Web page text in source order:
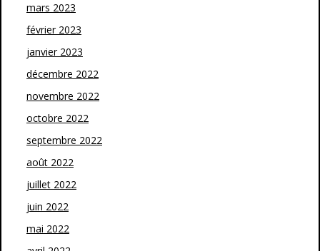
mars 2023
février 2023
janvier 2023
décembre 2022
novembre 2022
octobre 2022
septembre 2022
août 2022
juillet 2022
juin 2022
mai 2022